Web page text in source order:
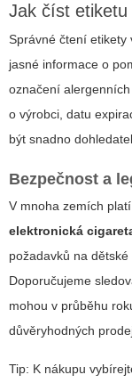
Jak číst
Správné čtení
jasné informace o
označení
o výrobci, datu
být snadno
Bezpečnost a
V mnoha zemích
elektronická
požadavků na
Doporučujeme
mohou v průběhu
důvěryhodných
Tip: K nákupu